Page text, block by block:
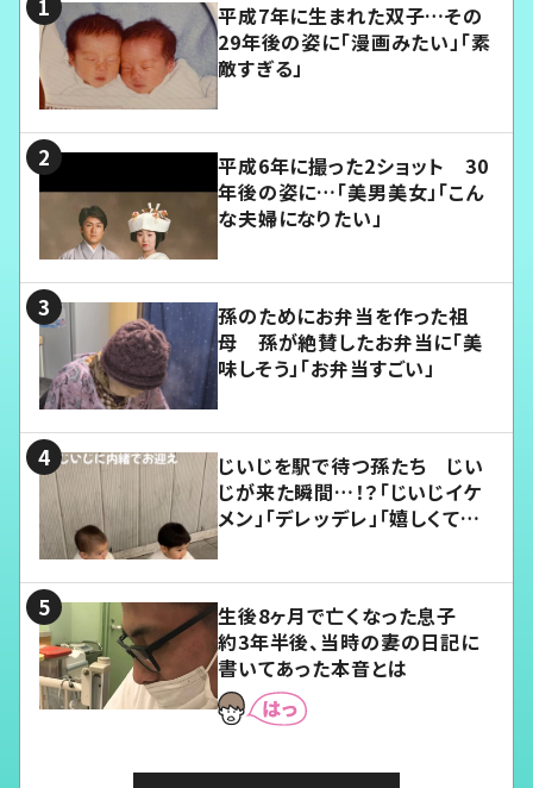
平成7年に生まれた双子…その
29年後の姿に「漫画みたい」「素
敵すぎる」
平成6年に撮った2ショット 30
年後の姿に…「美男美女」「こん
な夫婦になりたい」
孫のためにお弁当を作った祖
母 孫が絶賛したお弁当に「美
味しそう」「お弁当すごい」
じいじを駅で待つ孫たち じい
じが来た瞬間…！？「じいじイケ
メン」「デレッデレ」「嬉しくて可
生後8ヶ月で亡くなった息子
約3年半後、当時の妻の日記に
書いてあった本音とは